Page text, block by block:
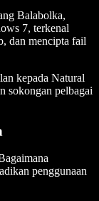
Balabolka,
7, terkenal
dan mencipta fail
kepada Natural
sokongan pelbagai
penggunaan